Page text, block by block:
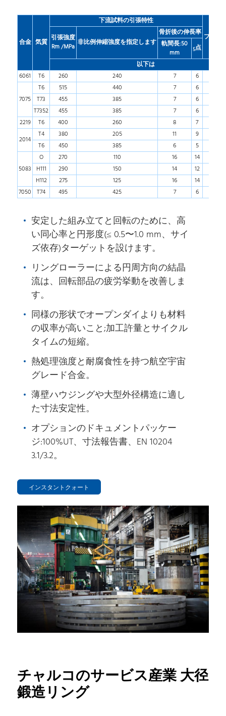
合金 気質
下流試料の引張特性
ブリネ
引張強度
Rm /MPa 非比例伸縮強度を指定します
骨折後の伸長率
軌間長:50
mm
5点
以下は
6061
T6 260 240 7 6
7075
T6 515 440 7 6
T73
455 385 7 6
T7352
455 385 7 6
2219
T6 400 260 8 7
2014
T4 380 205 11 9
T6
450 385 6 5
5083
O 270 110 16 14
H111
290 150 14 12
H112
275 125 16 14
7050
T74 495 425 7 6
安定した組み立てと回転のために、高
い同心率と円形度(≤ 0.5〜1.0 mm、サイ
ズ依存)ターゲットを設けます。
リングローラーによる円周方向の結晶
流は、回転部品の疲労挙動を改善しま
す。
同様の形状でオープンダイよりも材料
の収率が高いこと;加工許量とサイクル
タイムの短縮。
熱処理強度と耐腐食性を持つ航空宇宙
グレード合金。
薄壁ハウジングや大型外径構造に適し
た寸法安定性。
オプションのドキュメントパッケー
ジ:100%UT、寸法報告書、EN 10204
3.1/3.2。
インスタントクォート
チャルコのサービス産業 大径
鍛造リング